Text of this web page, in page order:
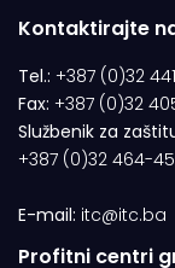
Kontaktirajte
Tel.: +387 (0)32
Fax: +387 (0)32
Službenik za
+387 (0)32 464-
E-mail: itc@itc.ba
Profitni centri